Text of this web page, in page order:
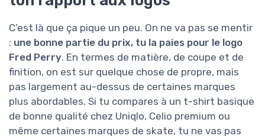
C’est là que ça pique un peu. On ne va pas se mentir
: une bonne partie du prix, tu la paies pour le logo
Fred Perry. En termes de matière, de coupe et de
finition, on est sur quelque chose de propre, mais
pas largement au-dessus de certaines marques
plus abordables. Si tu compares à un t-shirt basique
de bonne qualité chez Uniqlo, Celio premium ou
même certaines marques de skate, tu ne vas pas